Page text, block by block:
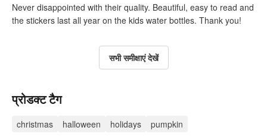
Never disappointed with their quality. Beautiful, easy to read and
the stickers last all year on the kids water bottles. Thank you!
सभी समीक्षाएं देखें
प्रोडक्ट टैग
christmas halloween holidays pumpkin